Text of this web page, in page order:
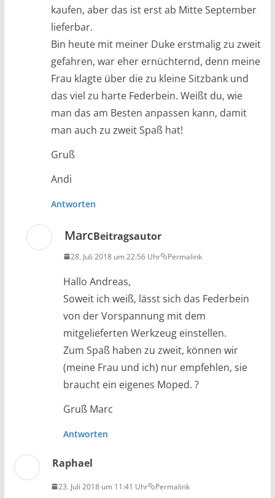
kaufen, aber das ist erst ab Mitte September
lieferbar.
Bin heute mit meiner Duke erstmalig zu zweit
gefahren, war eher ernüchternd, denn meine
Frau klagte über die zu kleine Sitzbank und
das viel zu harte Federbein. Weißt du, wie
man das am Besten anpassen kann, damit
man auch zu zweit Spaß hat!
Gruß
Andi
Antworten
MarcBeitragsautor
28. Juli 2018 um 22:56 Uhr Permalink
Hallo Andreas,
Soweit ich weiß, lässt sich das Federbein
von der Vorspannung mit dem
mitgelieferten Werkzeug einstellen.
Zum Spaß haben zu zweit, können wir
(meine Frau und ich) nur empfehlen, sie
braucht ein eigenes Moped. ?
Gruß Marc
Antworten
Raphael
23. Juli 2018 um 11:41 Uhr Permalink